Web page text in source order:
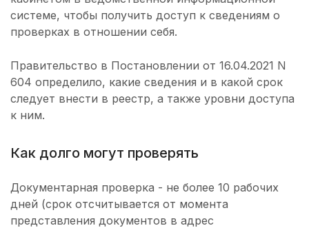
системе, чтобы получить доступ к сведениям о
проверках в отношении себя.
Правительство в Постановлении от 16.04.2021 N
604 определило, какие сведения и в какой срок
следует внести в реестр, а также уровни доступа
к ним.
Как долго могут проверять
Документарная проверка - не более 10 рабочих
дней (срок отсчитывается от момента
представления документов в адрес